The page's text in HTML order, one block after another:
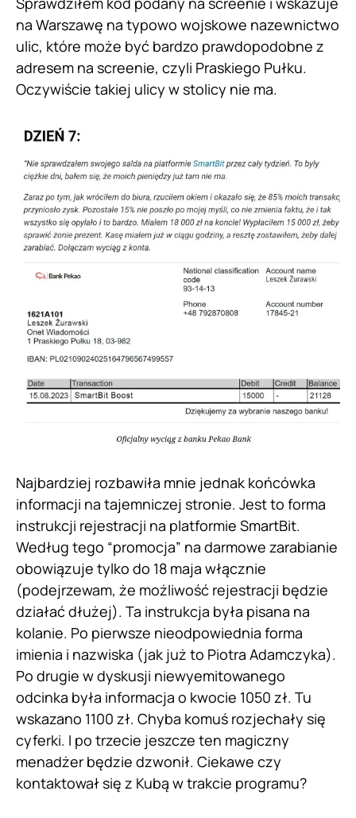
na Warszawę na typowo wojskowe nazewnictwo
ulic, które może być bardzo prawdopodobne z
adresem na screenie, czyli Praskiego Pułku.
Oczywiście takiej ulicy w stolicy nie ma.
Najbardziej rozbawiła mnie jednak końcówka
informacji na tajemniczej stronie. Jest to forma
instrukcji rejestracji na platformie SmartBit.
Według tego “promocja” na darmowe zarabianie
obowiązuje tylko do 18 maja włącznie
(podejrzewam, że możliwość rejestracji będzie
działać dłużej). Ta instrukcja była pisana na
kolanie. Po pierwsze nieodpowiednia forma
imienia i nazwiska (jak już to Piotra Adamczyka).
Po drugie w dyskusji niewyemitowanego
odcinka była informacja o kwocie 1050 zł. Tu
wskazano 1100 zł. Chyba komuś rozjechały się
cyferki. I po trzecie jeszcze ten magiczny
menadżer będzie dzwonił. Ciekawe czy
kontaktował się z Kubą w trakcie programu?